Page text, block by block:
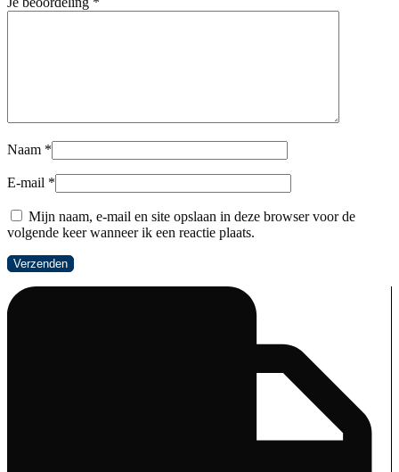
Naam *
E-mail *
Mijn naam, e-mail en site opslaan in deze browser voor de
volgende keer wanneer ik een reactie plaats.